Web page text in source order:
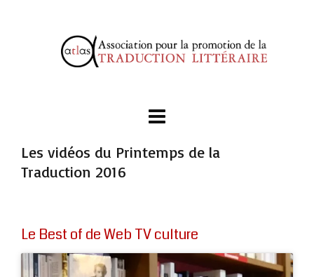
Les vidéos du Printemps de la
Traduction 2016
Le Best of de Web TV culture